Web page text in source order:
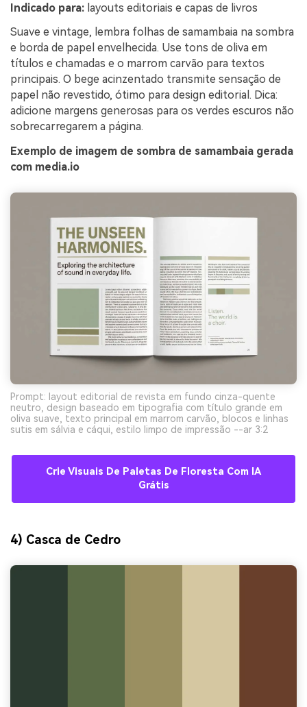
Indicado para: layouts editoriais e capas de livros
Suave e vintage, lembra folhas de samambaia na sombra
e borda de papel envelhecida. Use tons de oliva em
títulos e chamadas e o marrom carvão para textos
principais. O bege acinzentado transmite sensação de
papel não revestido, ótimo para design editorial. Dica:
adicione margens generosas para os verdes escuros não
sobrecarregarem a página.
Exemplo de imagem de sombra de samambaia gerada
com media.io
Prompt: layout editorial de revista em fundo cinza-quente
neutro, design baseado em tipografia com título grande em
oliva suave, texto principal em marrom carvão, blocos e linhas
sutis em sálvia e cáqui, estilo limpo de impressão --ar 3:2
Crie Visuais De Paletas De Floresta Com IA
Grátis
4) Casca de Cedro